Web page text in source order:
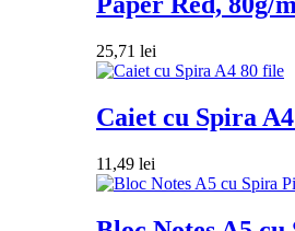
25,71 lei
Caiet cu Spira
11,49 lei